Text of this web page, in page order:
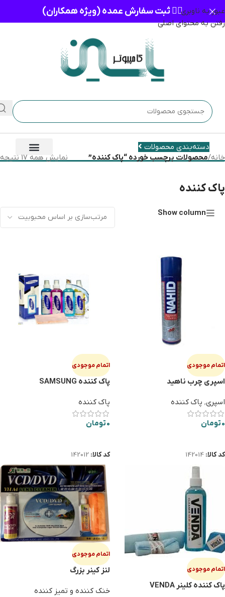
عبور به ناوبری
رفتن به محتوای اصلی
👈🏻 ثبت سفارش عمده (ویژه همکاران)
دسته‌بندی محصولات
خانه/محصولات برچسب خورده “پاک کننده” نمایش همه 17 نتیجه
پاک کننده
Show column
اتمام موجودی
اسپری چرب ناهید
اسپری, پاک کننده
0تومان
کد کالا: 142014
اتمام موجودی
پاک کننده SAMSUNG
پاک کننده
0تومان
کد کالا: 142012
اتمام موجودی
پاک کننده کلینر VENDA
اتمام موجودی
لنز کینر بزرگ
خنک کننده و تمیز کننده